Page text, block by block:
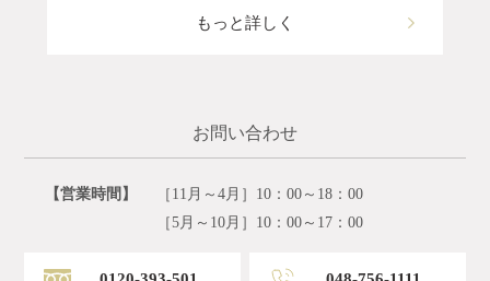
もっと詳しく
お問い合わせ
【営業時間】
［11月～4月］10：00～18：00
［5月～10月］10：00～17：00